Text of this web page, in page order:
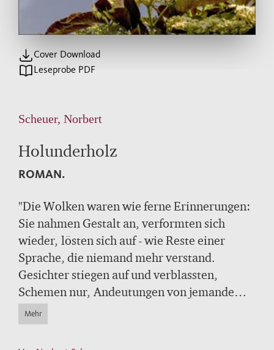
Cover Download
Leseprobe PDF
Scheuer, Norbert
Holunderholz
ROMAN.
"Die Wolken waren wie ferne Erinnerungen:
Sie nahmen Gestalt an, verformten sich
wieder, lösten sich auf - wie Reste einer
Sprache, die niemand mehr verstand.
Gesichter stiegen auf und verblassten,
Schemen nur, Andeutungen von jemandem,
der vielleicht einmal existiert hatte."
Mehr